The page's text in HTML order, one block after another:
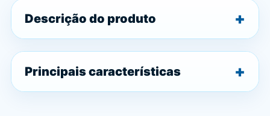
Descrição do produto
Principais características